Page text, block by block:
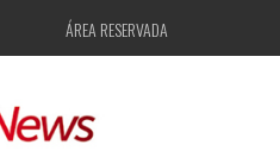
ÁREA RESERVADA